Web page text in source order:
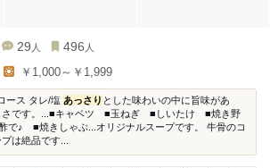
29 人 496 人
￥1,000～￥1,999
ース タレ/塩 あっさり とした味わいの中に旨味があ
さです。...■キャベツ ■玉ねぎ ■しいたけ ■焼き野
で♪ ■焼きしゃぶ...オリジナルスープです。 牛骨のコ
は絶品です...